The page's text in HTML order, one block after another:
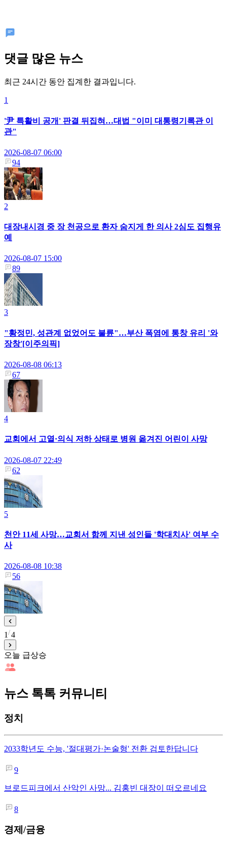
댓글 많은 뉴스
최근 24시간 동안 집계한 결과입니다.
1
'尹 특활비 공개' 판결 뒤집혀…대법 "이미 대통령기록관 이
관"
2026-08-07 06:00
94
2
대장내시경 중 장 천공으로 환자 숨지게 한 의사 2심도 집행유
예
2026-08-07 15:00
89
3
"황정민, 성관계 없었어도 불륜"…부산 폭염에 통창 유리 '와
장창'[이주의픽]
2026-08-08 06:13
67
4
교회에서 고열·의식 저하 상태로 병원 옮겨진 어린이 사망
2026-08-07 22:49
62
5
천안 11세 사망…교회서 함께 지낸 성인들 '학대치사' 여부 수
사
2026-08-08 10:38
56
1 4
오늘 급상승
뉴스 톡톡 커뮤니티
정치
2033학년도 수능, '절대평가·논술형' 전환 검토한답니다
9
브로드피크에서 산악인 사망... 김홍빈 대장이 떠오르네요
8
경제/금융